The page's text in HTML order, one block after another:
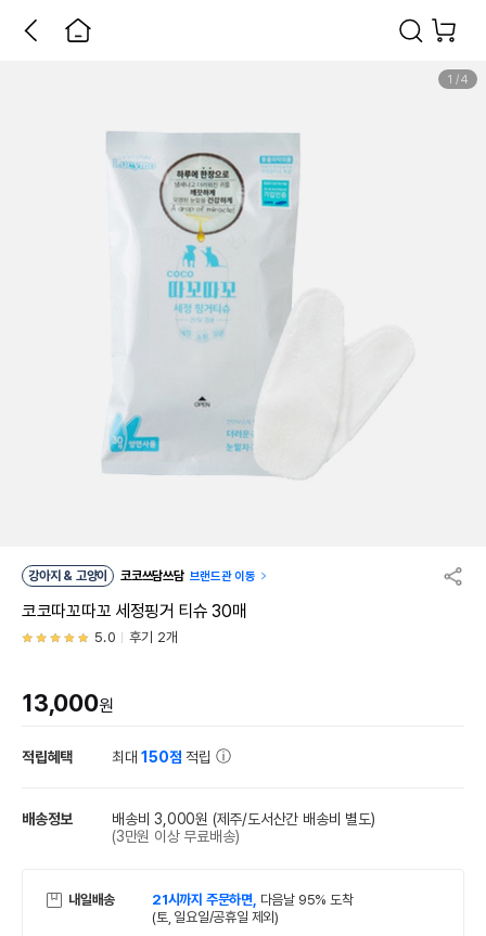
1 /4
강아지 & 고양이 코코쓰담쓰담 브랜드관 이동
코코따꼬따꼬 세정핑거 티슈 30매
5.0 후기 2개
13,000원
적립혜택 최대150점 적립
배송정보 배송비 3,000원 (제주/도서산간 배송비 별도)
(3만원 이상 무료배송)
내일배송 21시까지 주문하면, 다음날 95% 도착
(토, 일요일/공휴일 제외)